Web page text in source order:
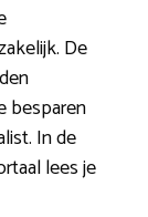
De
besparen
In de
lees je